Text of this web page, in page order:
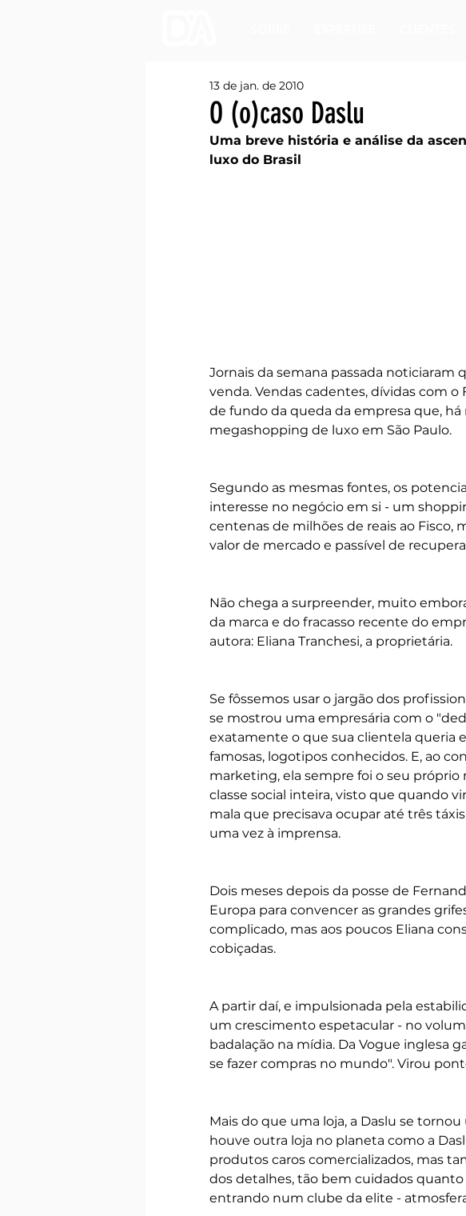
O (o)caso Daslu
13 de jan. de 2010
Uma breve história e análise da
luxo do Brasil
Jornais da semana passada noticiaram
venda. Vendas cadentes, dívidas com
de fundo da queda da empresa que,
megashopping de luxo em São Paulo.
Segundo as mesmas fontes, os
interesse no negócio em si - um
centenas de milhões de reais ao Fisco,
valor de mercado e passível de
Não chega a surpreender, muito
da marca e do fracasso recente do
autora: Eliana Tranchesi, a proprietária.
Se fôssemos usar o jargão dos
se mostrou uma empresária com o
exatamente o que sua clientela queria
famosas, logotipos conhecidos. E, ao
marketing, ela sempre foi o seu
classe social inteira, visto que quando
mala que precisava ocupar até três
uma vez à imprensa.
Dois meses depois da posse de
Europa para convencer as grandes
complicado, mas aos poucos Eliana
cobiçadas.
A partir daí, e impulsionada pela
um crescimento espetacular - no
badalação na mídia. Da Vogue inglesa
se fazer compras no mundo". Virou
Mais do que uma loja, a Daslu se
houve outra loja no planeta como a
produtos caros comercializados, mas
dos detalhes, tão bem cuidados
entrando num clube da elite -